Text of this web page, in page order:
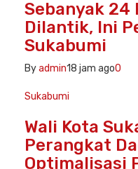
Sebanyak
Dilantik, Ini
Sukabumi
Byadmin18 jam ago0
Sukabumi
Wali Kota
Perangkat
Optimalisasi